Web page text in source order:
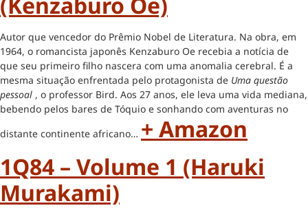
Autor que vencedor do Prêmio Nobel de Literatura. Na obra, em
1964, o romancista japonês Kenzaburo Oe recebia a notícia de
que seu primeiro filho nascera com uma anomalia cerebral. É a
mesma situação enfrentada pelo protagonista de Uma questão
pessoal , o professor Bird. Aos 27 anos, ele leva uma vida mediana,
bebendo pelos bares de Tóquio e sonhando com aventuras no
distante continente africano… + Amazon
1Q84 – Volume 1 (Haruki
Murakami)